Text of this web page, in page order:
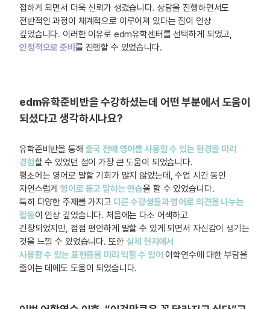
접하게 되면서 더욱 신뢰가 생겼습니다. 상담을 진행하면서도
전반적인 과정이 체계적으로 이루어져 있다는 점이 인상
깊었습니다. 이러한 이유로 edm유학센터를 선택하게 되었고,
안정적으로 준비 를 진행할 수 있었습니다.
edm유학준비반을 수강하셨는데 어떤 부분에서 도움이
되셨다고 생각하시나요?
유학준비반을 통해 출국 전에 영어를 사용할 수 있는 환경을 미리
경험할 수 있었던 점이 가장 큰 도움이 되었습니다.
평소에는 영어로 말할 기회가 많지 않았는데, 수업 시간 동안
자연스럽게영어로 듣고 말하는 연습을 할 수 있었습니다.
특히 다양한 주제를 가지고 다른 수강생들과 영어로 의견을 나누는
활동이 인상 깊었습니다. 처음에는 다소 어색하고
긴장되었지만, 점점 편안하게 말할 수 있게 되면서 자신감이 생기는
것을 느낄 수 있었습니다. 또한 실제 현지에서
사용할 수 있는 표현들을 미리 익힐 수 있어 어학연수에 대한 부담을
줄이는 데에도 도움이 되었습니다.